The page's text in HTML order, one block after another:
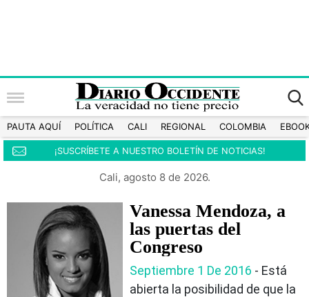
PAUTA AQUÍ POLÍTICA CALI REGIONAL COLOMBIA
¡SUSCRÍBETE A NUESTRO BOLETÍN DE NOTICIAS!
Cali, agosto 8 de 2026.
Vanessa Mendoza, a
las puertas del
Congreso
Septiembre 1 De 2016 - Está
abierta la posibilidad de que la